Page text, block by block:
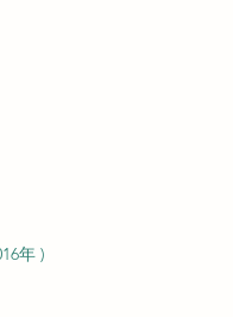
年 )